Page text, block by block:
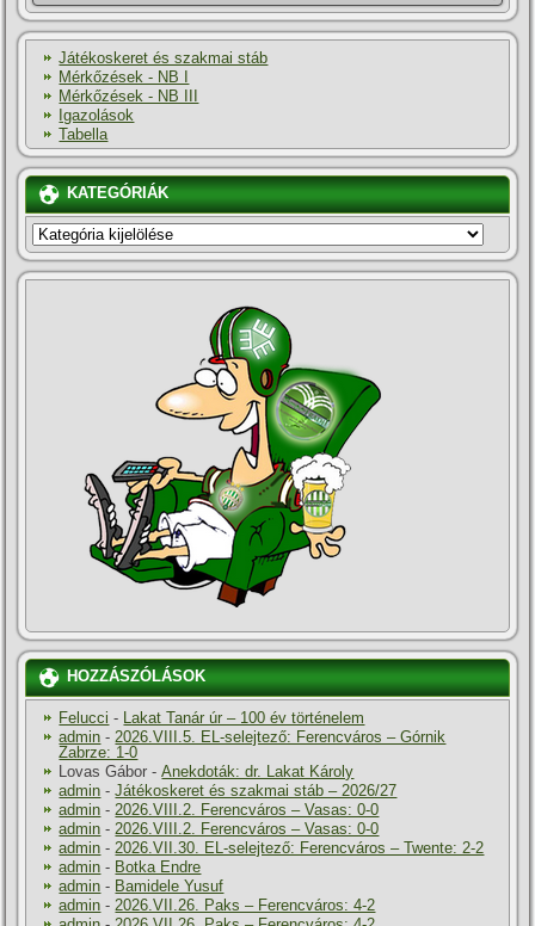
Játékoskeret és szakmai stáb
Mérkőzések - NB I
Mérkőzések - NB III
Igazolások
Tabella
KATEGÓRIÁK
KATEGÓRIÁK
HOZZÁSZÓLÁSOK
Felucci - Lakat Tanár úr – 100 év történelem
admin -2026.VIII.5. EL-selejtező: Ferencváros – Górnik
Zabrze: 1-0
Lovas Gábor -Anekdoták: dr. Lakat Károly
admin -Játékoskeret és szakmai stáb – 2026/27
admin -2026.VIII.2. Ferencváros – Vasas: 0-0
admin -2026.VIII.2. Ferencváros – Vasas: 0-0
admin -2026.VII.30. EL-selejtező: Ferencváros – Twente: 2-2
admin - Botka Endre
admin - Bamidele Yusuf
admin -2026.VII.26. Paks – Ferencváros: 4-2